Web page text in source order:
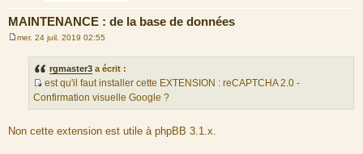
MAINTENANCE : de la base de données
mer. 24 juil. 2019 02:55
rgmaster3 a écrit :
S
o
r
est qu'il faut installer cette EXTENSION : reCAPTCHA 2.0 -
Confirmation visuelle Google ?
Non cette extension est utile à phpBB 3.1.x.